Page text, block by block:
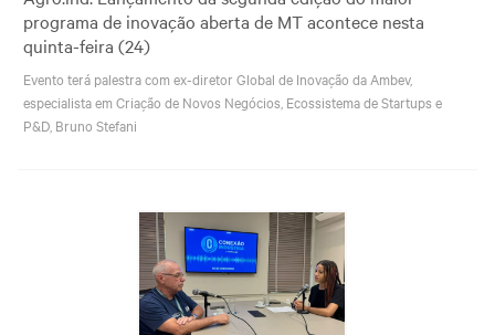
Normas Certificadoras
Suporte Industrial
Têxtil e Vestuário
programa de inovação aberta de MT acontece nesta
quinta-feira (24)
Evento terá palestra com ex-diretor Global de Inovação da Ambev,
especialista em Criação de Novos Negócios, Ecossistema de Startups e
P&D, Bruno Stefani